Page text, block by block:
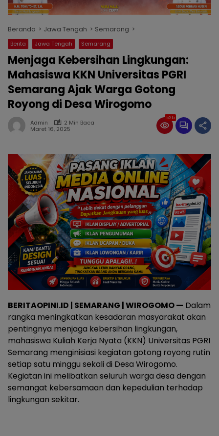
Beranda Jawa Tengah Semarang
Berita Jawa Tengah Semarang
Menjaga Kebersihan Lingkungan:
Mahasiswa KKN Universitas PGRI
Semarang Ajak Warga Gotong
Royong di Desa Wirogomo
Admin
2 Min Baca
Maret 16, 2025
525
BERITAOPINI.ID | SEMARANG | WIROGOMO — Dalam
rangka meningkatkan kesadaran masyarakat akan
pentingnya menjaga kebersihan lingkungan,
mahasiswa Kuliah Kerja Nyata (KKN) Universitas PGRI
Semarang menginisiasi kegiatan gotong royong rutin
setiap satu minggu sekali di Desa Wirogomo.
Kegiatan ini melibatkan seluruh warga desa dengan
semangat kebersamaan dan kepedulian terhadap
lingkungan sekitar.